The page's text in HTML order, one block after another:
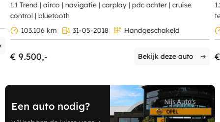
1.1 Trend | airco | navigatie | carplay | pdc achter | cruise
control | bluetooth
103.106 km
31-05-2018 Handgeschakeld
€ 9.500,- Bekijk deze auto
Een auto nodig?